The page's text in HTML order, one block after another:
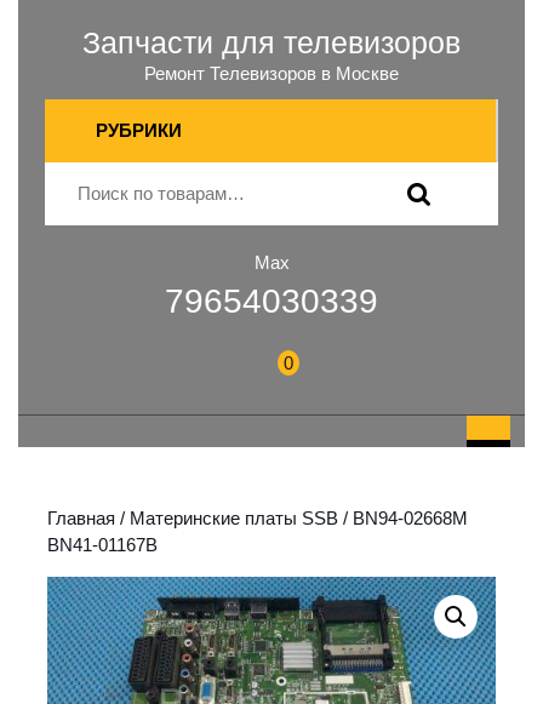
Запчасти для телевизоров
Ремонт Телевизоров в Москве
РУБРИКИ
Max
79654030339
0
Главная / Материнские платы SSB / BN94-02668M
BN41-01167B